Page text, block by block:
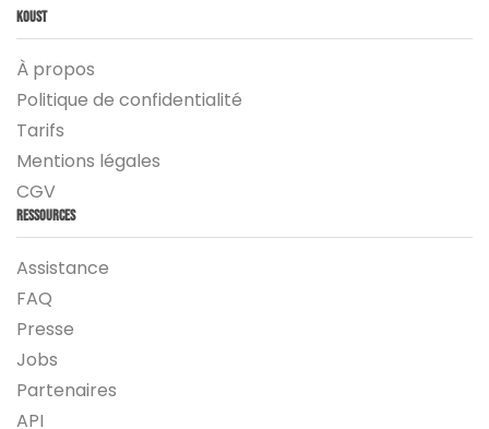
Koust
À propos
Politique de confidentialité
Tarifs
Mentions légales
CGV
Ressources
Assistance
FAQ
Presse
Jobs
Partenaires
API